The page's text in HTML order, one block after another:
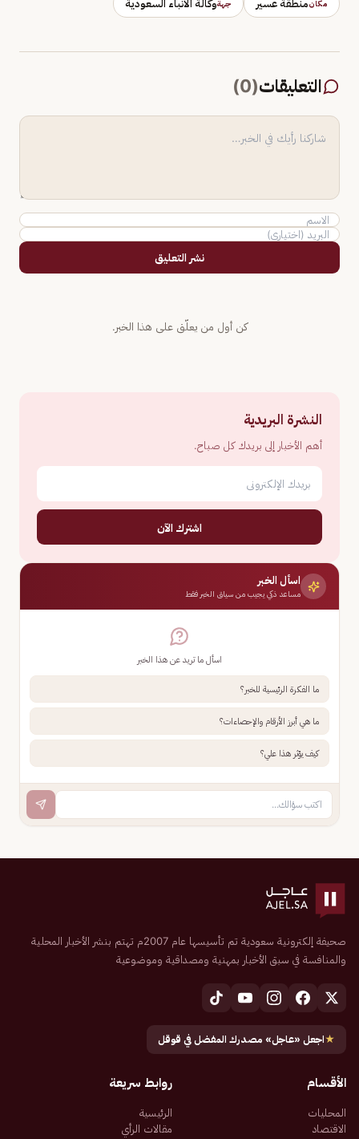
مكانمنطقة عسير جهةوكالة الأنباء السعودية
التعليقات(
0
)
نشر التعليق
كن أول من يعلّق على هذا الخبر.
النشرة البريدية
أهم الأخبار إلى بريدك كل صباح.
اشترك الآن
اسأل الخبر
مساعد ذكي يجيب من سياق الخبر فقط
اسأل ما تريد عن هذا الخبر
ما الفكرة الرئيسية للخبر؟
ما هي أبرز الأرقام والإحصاءات؟
كيف يؤثر هذا علي؟
صحيفة إلكترونية سعودية تم تأسيسها عام 2007م تهتم بنشر الأخبار المحلية
والمنافسة في سبق الأخبار بمهنية ومصداقية وموضوعية
★اجعل «عاجل» مصدرك المفضل في قوقل
الأقسام
المحليات
الاقتصاد
روابط سريعة
الرئيسية
مقالات الرأي